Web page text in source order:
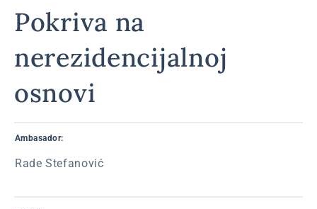
Pokriva na
nerezidencijalnoj
osnovi
Ambasador:
Rade Stefanović